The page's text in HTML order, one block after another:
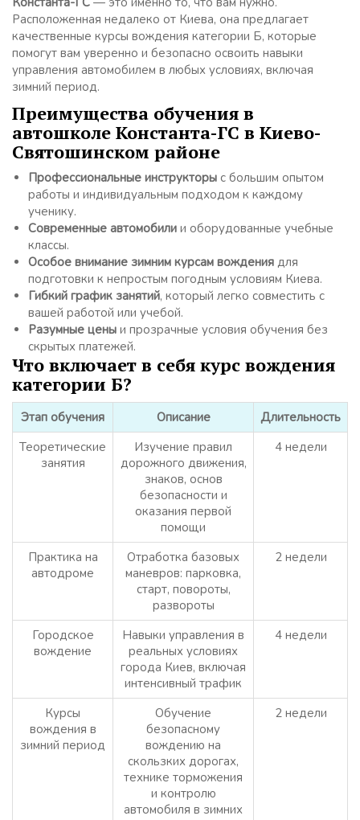
Расположенная недалеко от Киева, она предлагает
качественные курсы вождения категории Б, которые
помогут вам уверенно и безопасно освоить навыки
управления автомобилем в любых условиях, включая
зимний период.
Преимущества обучения в
автошколе Константа-ГС в Киево-
Святошинском районе
Профессиональные инструкторы с большим опытом
работы и индивидуальным подходом к каждому
ученику.
Современные автомобили и оборудованные учебные
классы.
Особое внимание зимним курсам вождения для
подготовки к непростым погодным условиям Киева.
Гибкий график занятий, который легко совместить с
вашей работой или учебой.
Разумные цены и прозрачные условия обучения без
скрытых платежей.
Что включает в себя курс вождения
категории Б?
Этап обучения Описание
Длительность
Теоретические
занятия
Изучение правил
дорожного движения,
знаков, основ
безопасности и
оказания первой
помощи
4 недели
Практика на
автодроме
Отработка базовых
маневров: парковка,
старт, повороты,
развороты
2 недели
Городское
вождение
Навыки управления в
реальных условиях
города Киев, включая
интенсивный трафик
4 недели
Курсы
вождения в
зимний период
Обучение
безопасному
вождению на
скользких дорогах,
технике торможения
и контролю
автомобиля в зимних
2 недели